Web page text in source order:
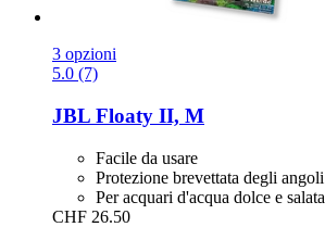
3 opzioni
5.0 (7)
JBL Floaty II, M
Facile da usare
Protezione brevettata degli angoli
Per acquari d'acqua dolce e salata
CHF 26.50